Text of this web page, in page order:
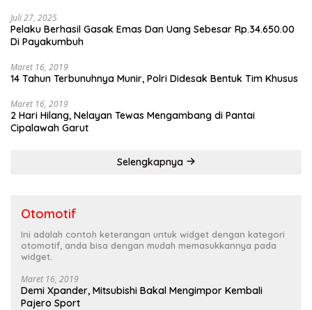
Juli 27, 2025
Pelaku Berhasil Gasak Emas Dan Uang Sebesar Rp.34.650.00
Di Payakumbuh
Maret 16, 2019
14 Tahun Terbunuhnya Munir, Polri Didesak Bentuk Tim Khusus
Maret 16, 2019
2 Hari Hilang, Nelayan Tewas Mengambang di Pantai
Cipalawah Garut
Selengkapnya
Otomotif
Ini adalah contoh keterangan untuk widget dengan kategori
otomotif, anda bisa dengan mudah memasukkannya pada
widget.
Maret 16, 2019
Demi Xpander, Mitsubishi Bakal Mengimpor Kembali
Pajero Sport